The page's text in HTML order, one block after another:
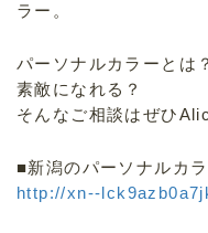
ラー。
パーソナルカラーとは
素敵になれる？
そんなご相談はぜひ
■新潟のパーソナルカ
http://xn--